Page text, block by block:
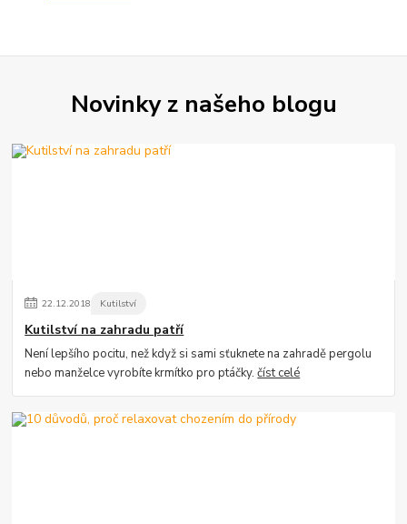
Novinky z našeho blogu
22.12.2018 Kutilství
Kutilství na zahradu patří
Není lepšího pocitu, než když si sami sťuknete na zahradě pergolu
nebo manželce vyrobíte krmítko pro ptáčky.číst celé